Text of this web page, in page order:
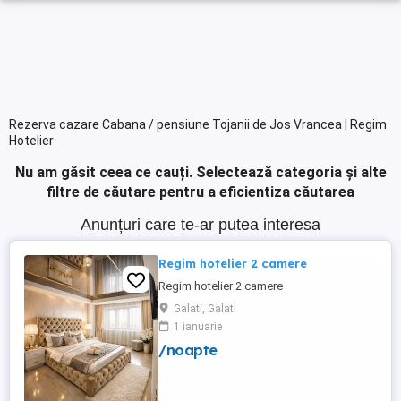
Rezerva cazare Cabana / pensiune Tojanii de Jos Vrancea | Regim
Hotelier
Nu am găsit ceea ce cauți. Selectează categoria și alte
filtre de căutare pentru a eficientiza căutarea
Anunțuri care te-ar putea interesa
Regim hotelier 2 camere
Regim hotelier 2 camere
Galati, Galati
1 ianuarie
/noapte